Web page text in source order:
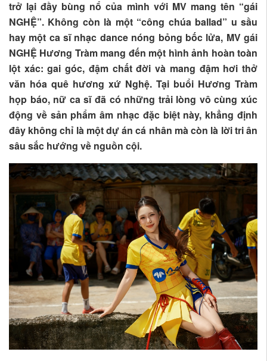
trở lại đầy bùng nổ của mình với MV mang tên “gái
NGHỆ”. Không còn là một “công chúa ballad” u sầu
hay một ca sĩ nhạc dance nóng bỏng bốc lửa, MV gái
NGHỆ Hương Tràm mang đến một hình ảnh hoàn toàn
lột xác: gai góc, đậm chất đời và mang đậm hơi thở
văn hóa quê hương xứ Nghệ. Tại buổi Hương Tràm
họp báo, nữ ca sĩ đã có những trải lòng vô cùng xúc
động về sản phẩm âm nhạc đặc biệt này, khẳng định
đây không chỉ là một dự án cá nhân mà còn là lời tri ân
sâu sắc hướng về nguồn cội.